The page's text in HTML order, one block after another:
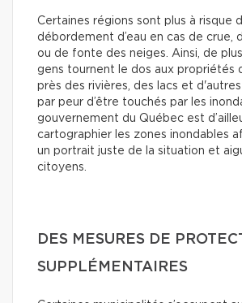
Certaines régions sont plus à risque
débordement d’eau en cas de crue,
ou de fonte des neiges. Ainsi, de
gens tournent le dos aux propriétés
près des rivières, des lacs et d'autres
par peur d’être touchés par les
gouvernement du Québec est
cartographier les zones inondables
un portrait juste de la situation et
citoyens.
DES MESURES DE
SUPPLÉMENTAIRES